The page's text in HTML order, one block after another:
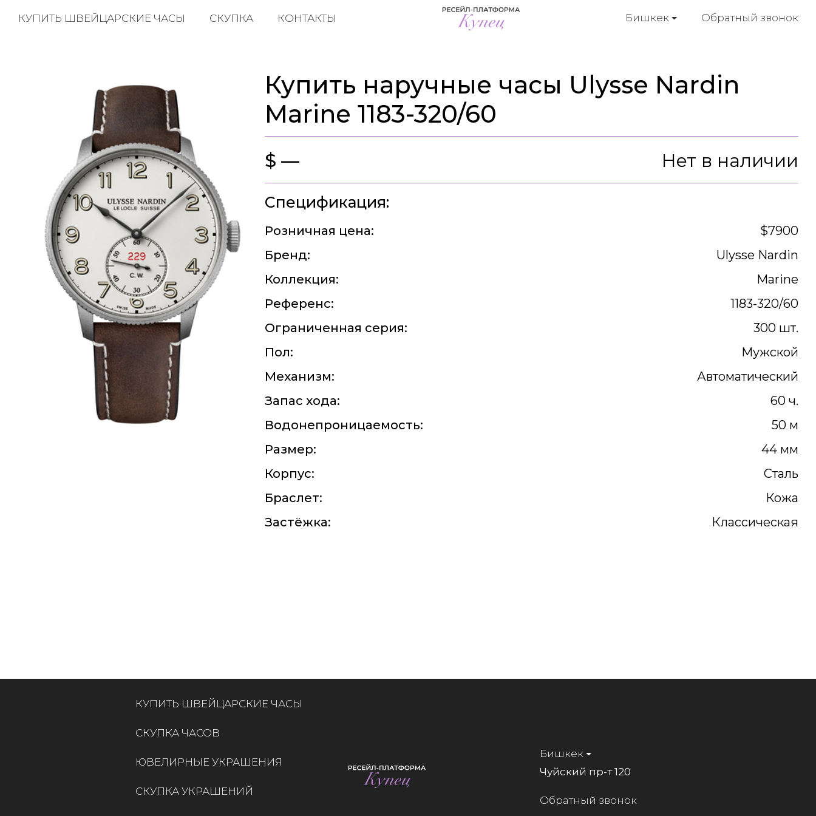
Бишкек Обратный звонок
КУПИТЬ ШВЕЙЦАРСКИЕ ЧАСЫ СКУПКА КОНТАКТЫ
Купить наручные часы Ulysse Nardin
Marine 1183-320/60
$ — Нет в наличии
Спецификация:
Розничная цена:
$7900
Бренд:
Ulysse Nardin
Коллекция:
Marine
Референс:
1183-320/60
Ограниченная серия:
300 шт.
Пол:
Мужской
Механизм:
Автоматический
Запас хода:
60 ч.
Водонепроницаемость:
50 м
Размер:
44 мм
Корпус:
Сталь
Браслет:
Кожа
Застёжка:
Классическая
КУПИТЬ ШВЕЙЦАРСКИЕ ЧАСЫ
СКУПКА ЧАСОВ
ЮВЕЛИРНЫЕ УКРАШЕНИЯ
СКУПКА УКРАШЕНИЙ
Бишкек
Чуйский пр-т 120
Обратный звонок